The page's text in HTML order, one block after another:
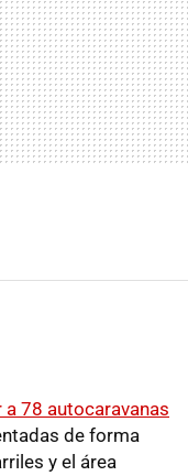
78 autocaravanas
de forma
y el área